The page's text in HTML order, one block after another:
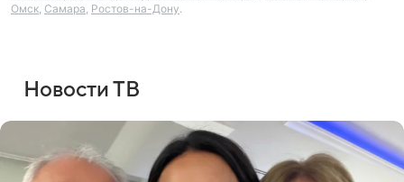
Омск, Самара, Ростов-на-Дону.
Новости ТВ